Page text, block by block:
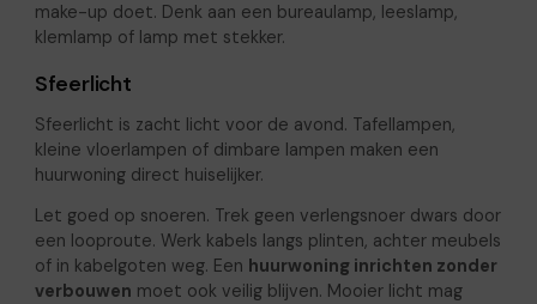
make-up doet. Denk aan een bureaulamp, leeslamp,
klemlamp of lamp met stekker.
Sfeerlicht
Sfeerlicht is zacht licht voor de avond. Tafellampen,
kleine vloerlampen of dimbare lampen maken een
huurwoning direct huiselijker.
Let goed op snoeren. Trek geen verlengsnoer dwars door
een looproute. Werk kabels langs plinten, achter meubels
of in kabelgoten weg. Een huurwoning inrichten zonder
verbouwen moet ook veilig blijven. Mooier licht mag